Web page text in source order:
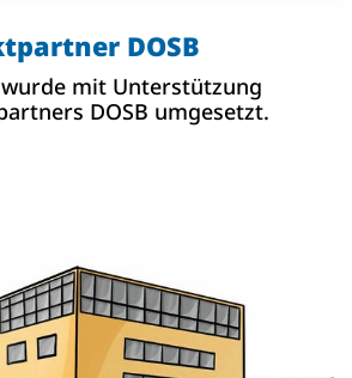
DOSB
mit Unterstützung
DOSB umgesetzt.